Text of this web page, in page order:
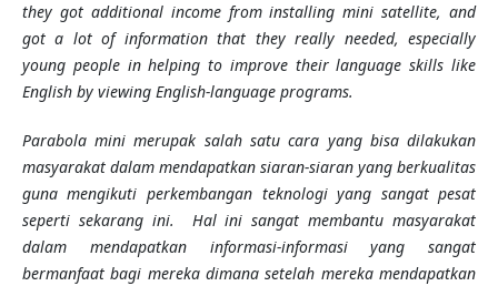
they got additional income from installing mini satellite, and
got a lot of information that they really needed, especially
young people in helping to improve their language skills like
English by viewing English-language programs.
Parabola mini merupak salah satu cara yang bisa dilakukan
masyarakat dalam mendapatkan siaran-siaran yang berkualitas
guna mengikuti perkembangan teknologi yang sangat pesat
seperti sekarang ini. Hal ini sangat membantu masyarakat
dalam mendapatkan informasi-informasi yang sangat
bermanfaat bagi mereka dimana setelah mereka mendapatkan